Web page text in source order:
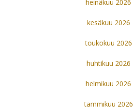
heinäkuu 2026
kesäkuu 2026
toukokuu 2026
huhtikuu 2026
helmikuu 2026
tammikuu 2026